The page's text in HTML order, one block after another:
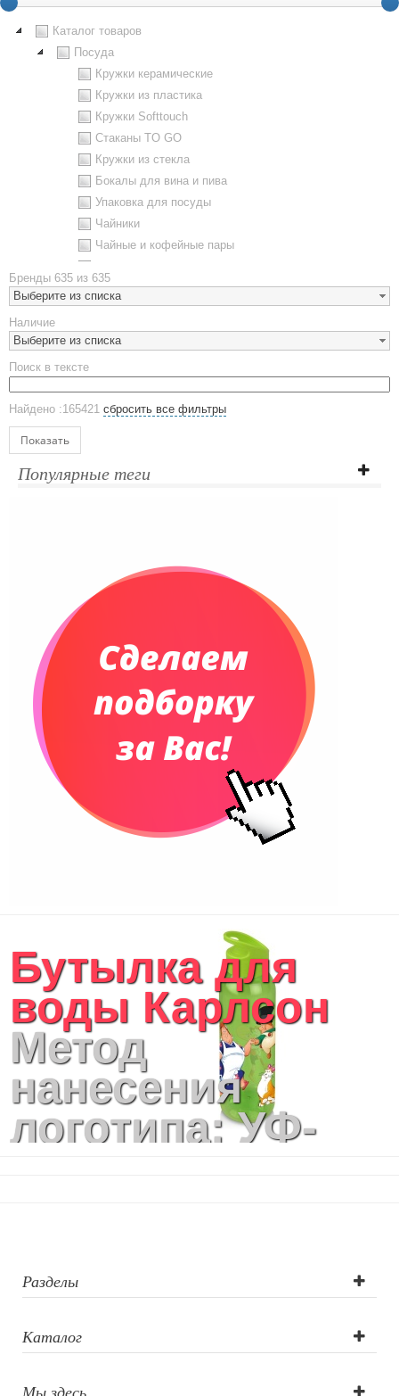
Каталог товаров
Посуда
Кружки керамические
Кружки из пластика
Кружки Softtouch
Стаканы TO GO
Кружки из стекла
Бокалы для вина и пива
Упаковка для посуды
Чайники
Чайные и кофейные пары
Наборы посуды
Предметы сервировки
Стаканы
Эко кружки
ЕВРОПОСУДА
Аксессуары
Ежедневники и блокноты
Датированные ежедневники
Планинги недатированные
Телефонные книжки
Сумки и Рюкзаки
Сумки для планшетов и ноутбуков
Рюкзаки
Конференц-сумки
Сумки для покупок промо
Несессеры и косметички
Сумки дорожные
Текстиль для ванной комнаты
Кухонные приспособления
Кухонный текстиль
Ножи разделочные доски
Фоторамки и фотоальбомы
Уход за обувью
Игрушки
Шкатулки
Декоративные подушки
Домашний текстиль
Бренды 635 из 635
Выберите из списка
Наличие
Выберите из списка
Поиск в тексте
Найдено :165421 сбросить все фильтры
Показать
Популярные теги
Бутылка для
воды Карлсон
Метод
нанесения
логотипа: УФ-
Разделы
Каталог
Мы здесь